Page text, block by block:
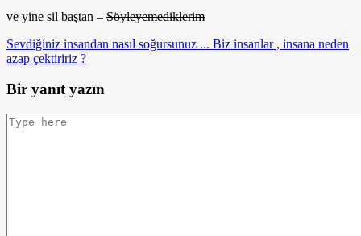
ve yine sil baştan – Söyleyemediklerim
Sevdiğiniz insandan nasıl soğursunuz ... Biz insanlar , insana neden
azap çektiririz ?
Bir yanıt yazın